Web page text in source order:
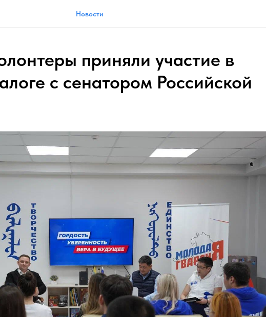
Новости
приняли участие в
с сенатором Российской